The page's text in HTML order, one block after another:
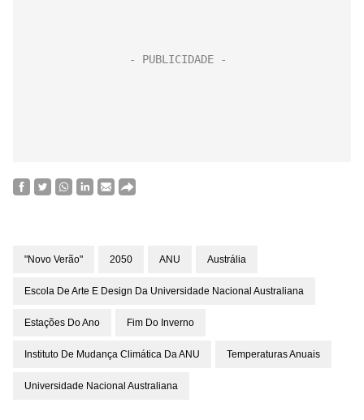
"novo Verão" 2050 ANU Austrália
Escola De Arte E Design Da Universidade Nacional Australiana
Estações Do Ano Fim Do Inverno
Instituto De Mudança Climática Da ANU Temperaturas Anuais
Universidade Nacional Australiana